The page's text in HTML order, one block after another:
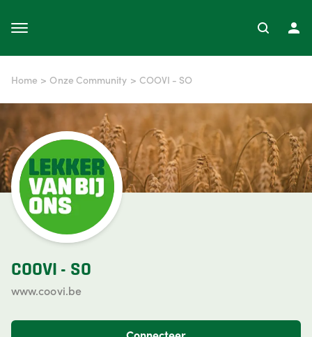
Home > Onze Community > COOVI - SO
COOVI - SO
www.coovi.be